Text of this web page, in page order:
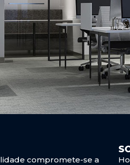
compromete-se a